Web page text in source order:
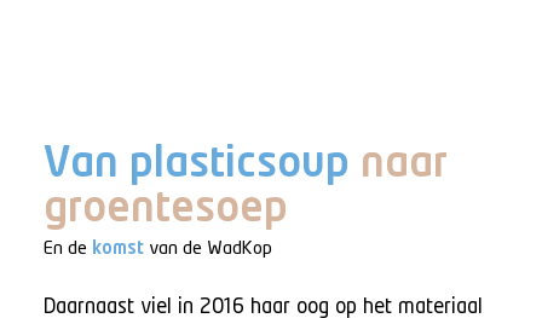
Van plasticsoup naar
groentesoep
En de komstvan de WadKop
Daarnaast viel in 2016 haar oog op het materiaal